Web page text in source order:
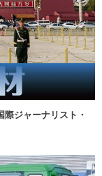
ジャーナリスト・